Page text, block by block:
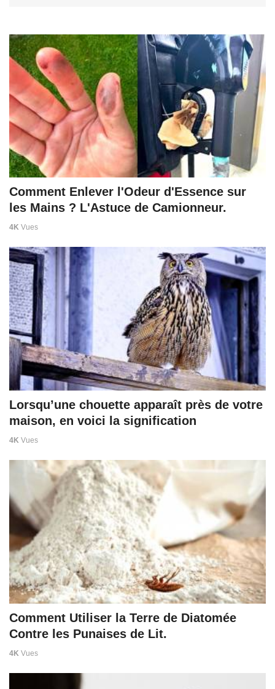
Comment Enlever l'Odeur d'Essence sur
les Mains ? L'Astuce de Camionneur.
4K Vues
Lorsqu’une chouette apparaît près de votre
maison, en voici la signification
4K Vues
Comment Utiliser la Terre de Diatomée
Contre les Punaises de Lit.
4K Vues